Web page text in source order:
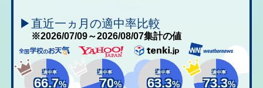
▶直近一ヵ月の適中率比較
※2026/07/09～2026/08/07集計の値
適中率
66.7%
適中率
70%
適中率
63.3%
適中率
73.3%